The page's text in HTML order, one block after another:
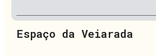
Espaço da Veiarada